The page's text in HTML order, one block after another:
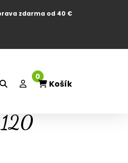
zdarma od 40 €
Košík
0
120